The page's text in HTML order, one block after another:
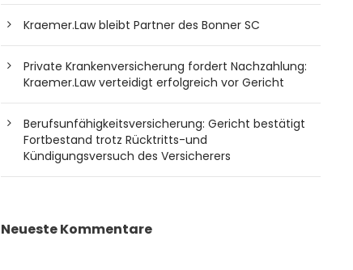
Kraemer.Law bleibt Partner des Bonner SC
Private Krankenversicherung fordert Nachzahlung:
Kraemer.Law verteidigt erfolgreich vor Gericht
Berufsunfähigkeitsversicherung: Gericht bestätigt
Fortbestand trotz Rücktritts-und
Kündigungsversuch des Versicherers
Neueste Kommentare